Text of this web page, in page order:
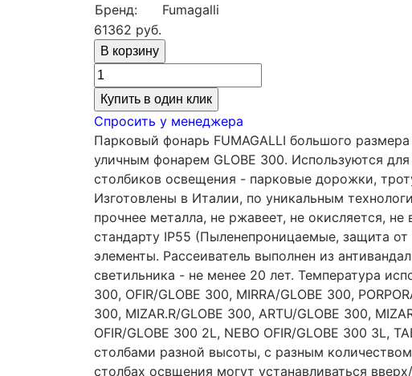
Бренд:
Fumagalli
61362 руб.
Купить в один клик
Спросить у менеджера
Парковый фонарь FUMAGALLI большого
уличным фонарем GLOBE 300. Используются
столбиков освещения - парковые дорожки,
Изготовлены в Италии, по уникальным
прочнее металла, не ржавеет, не окисляется,
стандарту IP55 (Пыленепроницаемые, защита
элементы. Рассеиватель выполнен из
светильника - не менее 20 лет. Температура
300, OFIR/GLOBE 300, MIRRA/GLOBE 300,
300, MIZAR.R/GLOBE 300, ARTU/GLOBE 300,
OFIR/GLOBE 300 2L, NEBO OFIR/GLOBE 300 3L,
столбами разной высоты, с разным
столбах освщения могут устанавливаться